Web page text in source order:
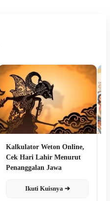
Kalkulator Weton Online,
Cek Hari Lahir Menurut
Penanggalan Jawa
Ikuti Kuisnya ➔